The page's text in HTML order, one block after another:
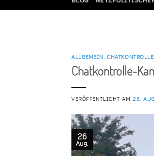
ALLGEMEIN,CHATKONTROLLE
Chatkontrolle-
VERÖFFENTLICHT AM 26.
26
Aug.